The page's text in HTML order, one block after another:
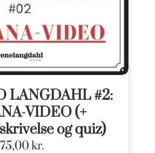
LANGDAHL #2:
VIDEO (+
og quiz)
kr.